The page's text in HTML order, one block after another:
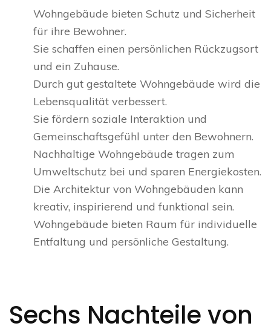
Wohngebäude bieten Schutz und Sicherheit
für ihre Bewohner.
Sie schaffen einen persönlichen Rückzugsort
und ein Zuhause.
Durch gut gestaltete Wohngebäude wird die
Lebensqualität verbessert.
Sie fördern soziale Interaktion und
Gemeinschaftsgefühl unter den Bewohnern.
Nachhaltige Wohngebäude tragen zum
Umweltschutz bei und sparen Energiekosten.
Die Architektur von Wohngebäuden kann
kreativ, inspirierend und funktional sein.
Wohngebäude bieten Raum für individuelle
Entfaltung und persönliche Gestaltung.
Sechs Nachteile von